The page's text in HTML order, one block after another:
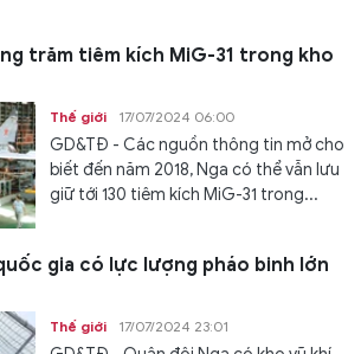
trăm tiêm kích MiG-31 trong kho
Thế giới 17/07/2024 06:00
GD&TĐ - Các nguồn thông tin mở cho
biết đến năm 2018, Nga có thể vẫn lưu
giữ tới 130 tiêm kích MiG-31 trong...
gia có lực lượng pháo binh lớn
Thế giới 17/07/2024 23:01